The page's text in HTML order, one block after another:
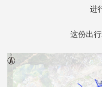
进
这份出